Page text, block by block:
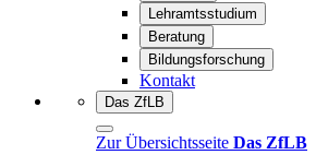
Lehramtsstudium
Beratung
Bildungsforschung
Kontakt
Das ZfLB
Zur Übersichtsseite Das ZfLB